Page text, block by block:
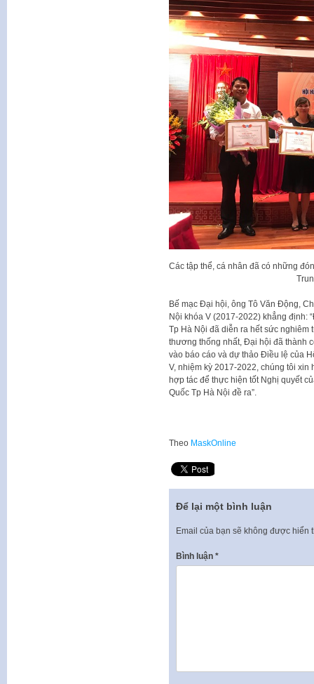
Các tập thể, cá nhân đã có những
Bế mạc Đại hội, ông Tô Văn Động,
Nội khóa V (2017-2022) khẳng định:
Tp Hà Nội đã diễn ra hết sức
thương thống nhất, Đại hội đã thành
vào báo cáo và dự thảo Điều lệ của
V, nhiệm kỳ 2017-2022, chúng tôi xin
hợp tác để thực hiện tốt Nghị quyết
Quốc Tp Hà Nội đề ra”.
Theo MaskOnline
Để lại một bình luận
Email của bạn sẽ không được hiển
Bình luận *